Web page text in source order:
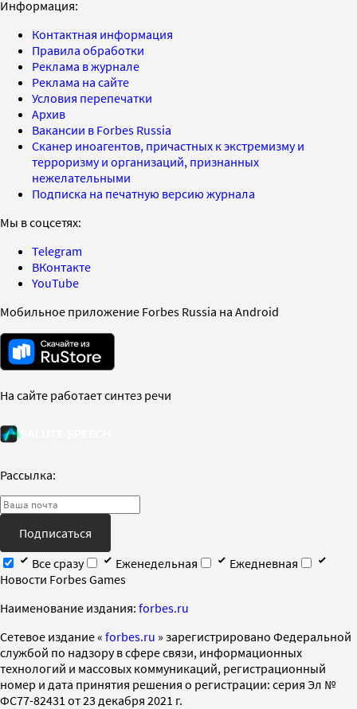
Информация:
Контактная информация
Правила обработки
Реклама в журнале
Реклама на сайте
Условия перепечатки
Архив
Вакансии в Forbes Russia
Сканер иноагентов, причастных к экстремизму и
терроризму и организаций, признанных
нежелательными
Подписка на печатную версию журнала
Мы в соцсетях:
Telegram
ВКонтакте
YouTube
Мобильное приложение Forbes Russia на Android
На сайте работает синтез речи
Рассылка:
Подписаться
Все сразу
Еженедельная
Ежедневная
Новости Forbes Games
Наименование издания: forbes.ru
Cетевое издание « forbes.ru » зарегистрировано Федеральной
службой по надзору в сфере связи, информационных
технологий и массовых коммуникаций, регистрационный
номер и дата принятия решения о регистрации: серия Эл №
ФС77-82431 от 23 декабря 2021 г.